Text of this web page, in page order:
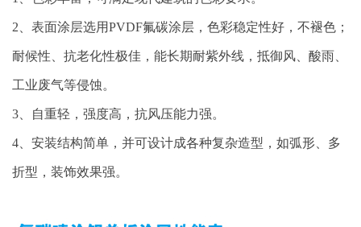
2、表面涂层选用PVDF氟碳涂层，色彩稳定性好，不褪色；
耐候性、抗老化性极佳，能长期耐紫外线，抵御风、酸雨、
工业废气等侵蚀。
3、自重轻，强度高，抗风压能力强。
4、安装结构简单，并可设计成各种复杂造型，如弧形、多
折型，装饰效果强。